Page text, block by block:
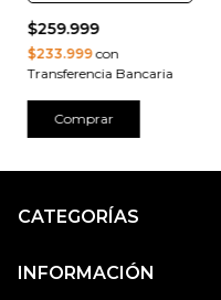
$259.999
$233.999con
Transferencia Bancaria
Comprar
CATEGORÍAS
INFORMACIÓN